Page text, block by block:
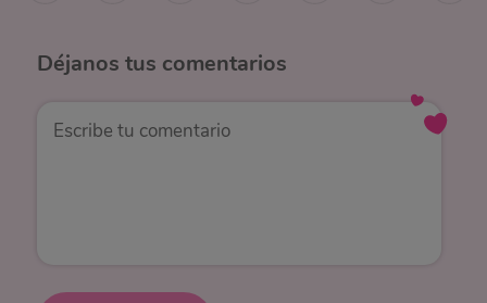
Déjanos tus comentarios